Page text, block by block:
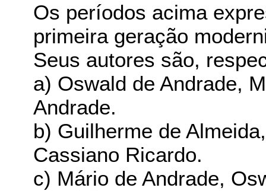
Os períodos acima
primeira geração
Seus autores são,
a) Oswald de Andrade,
Andrade.
b) Guilherme de
Cassiano Ricardo.
c) Mário de Andrade,